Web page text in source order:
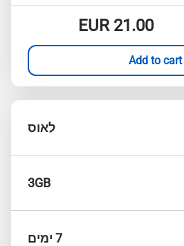
EUR21.00
Add to cart
לאוס
3GB
7 ימים